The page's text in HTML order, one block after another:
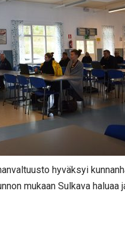
hyväksyi
mukaan Sulkava haluaa